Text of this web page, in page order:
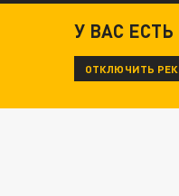
У ВАС
ОТКЛЮЧИТЬ